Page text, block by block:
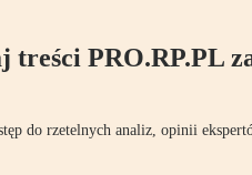
treści PRO.RP.PL
do rzetelnych analiz, opinii